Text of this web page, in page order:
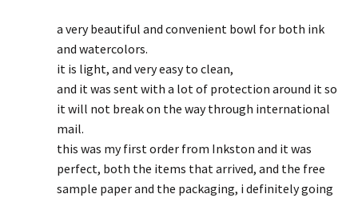
a very beautiful and convenient bowl for both ink
and watercolors.
it is light, and very easy to clean,
and it was sent with a lot of protection around it so
it will not break on the way through international
mail.
this was my first order from Inkston and it was
perfect, both the items that arrived, and the free
sample paper and the packaging, i definitely going